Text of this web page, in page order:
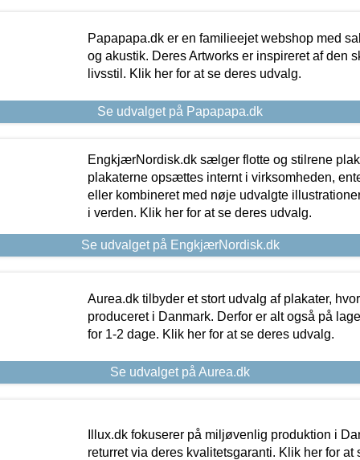
Papapapa.dk er en familieejet webshop med
og akustik. Deres Artworks er inspireret af den
livsstil. Klik her for at se deres udvalg.
Se udvalget på Papapapa.dk
EngkjærNordisk.dk sælger flotte og stilrene
plakaterne opsættes internt i virksomheden,
eller kombineret med nøje udvalgte
i verden. Klik her for at se deres udvalg.
Se udvalget på EngkjærNordisk.dk
Aurea.dk tilbyder et stort udvalg af plakater,
produceret i Danmark. Derfor er alt også på
for 1-2 dage. Klik her for at se deres udvalg.
Se udvalget på Aurea.dk
Illux.dk fokuserer på miljøvenlig produktion i
returret via deres kvalitetsgaranti. Klik her for at